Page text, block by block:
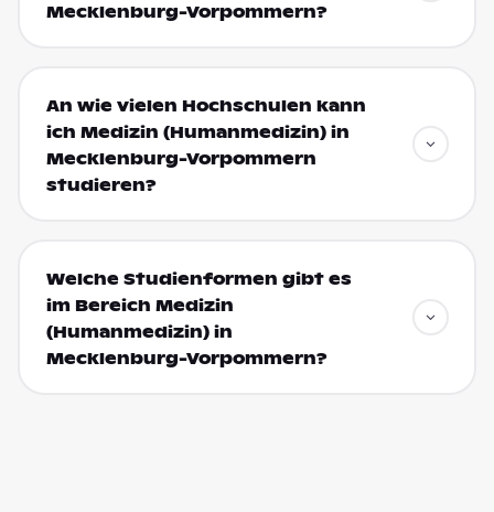
Mecklenburg-Vorpommern?
An wie vielen Hochschulen kann
ich Medizin (Humanmedizin) in
Mecklenburg-Vorpommern
studieren?
Welche Studienformen gibt es
im Bereich Medizin
(Humanmedizin) in
Mecklenburg-Vorpommern?